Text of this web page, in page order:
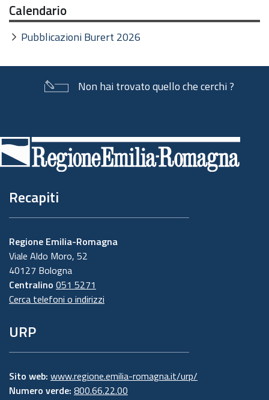
Calendario
Pubblicazioni Burert 2026
Non hai trovato quello che cerchi ?
di
pagina
Recapiti
Regione Emilia-Romagna
Viale Aldo Moro, 52
40127 Bologna
Centralino 051 5271
Cerca telefoni o indirizzi
URP
Sito web: www.regione.emilia-romagna.it/urp/
Numero verde: 800.66.22.00